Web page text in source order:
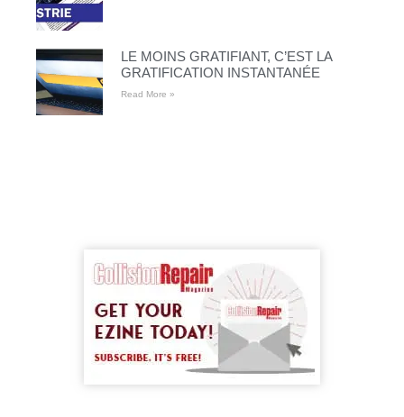
LE MOINS GRATIFIANT, C’EST LA
GRATIFICATION INSTANTANÉE
Read More »